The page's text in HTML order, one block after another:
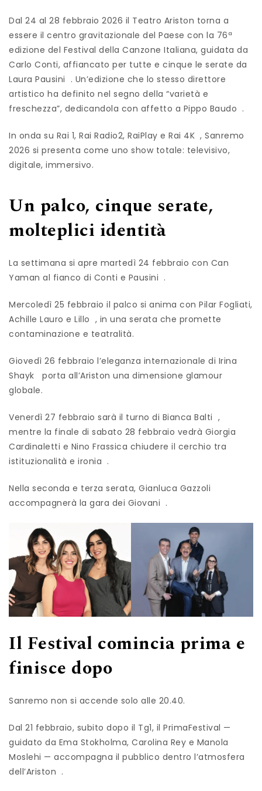
Dal 24 al 28 febbraio 2026 il Teatro Ariston torna a
essere il centro gravitazionale del Paese con la 76ª
edizione del Festival della Canzone Italiana, guidata da
Carlo Conti, affiancato per tutte e cinque le serate da
Laura Pausini . Un’edizione che lo stesso direttore
artistico ha definito nel segno della “varietà e
freschezza”, dedicandola con affetto a Pippo Baudo .
In onda su Rai 1, Rai Radio2, RaiPlay e Rai 4K , Sanremo
2026 si presenta come uno show totale: televisivo,
digitale, immersivo.
Un palco, cinque serate,
molteplici identità
La settimana si apre martedì 24 febbraio con Can
Yaman al fianco di Conti e Pausini .
Mercoledì 25 febbraio il palco si anima con Pilar Fogliati,
Achille Lauro e Lillo , in una serata che promette
contaminazione e teatralità.
Giovedì 26 febbraio l’eleganza internazionale di Irina
Shayk porta all’Ariston una dimensione glamour
globale.
Venerdì 27 febbraio sarà il turno di Bianca Balti ,
mentre la finale di sabato 28 febbraio vedrà Giorgia
Cardinaletti e Nino Frassica chiudere il cerchio tra
istituzionalità e ironia .
Nella seconda e terza serata, Gianluca Gazzoli
accompagnerà la gara dei Giovani .
Il Festival comincia prima e
finisce dopo
Sanremo non si accende solo alle 20.40.
Dal 21 febbraio, subito dopo il Tg1, il PrimaFestival —
guidato da Ema Stokholma, Carolina Rey e Manola
Moslehi — accompagna il pubblico dentro l’atmosfera
dell’Ariston .